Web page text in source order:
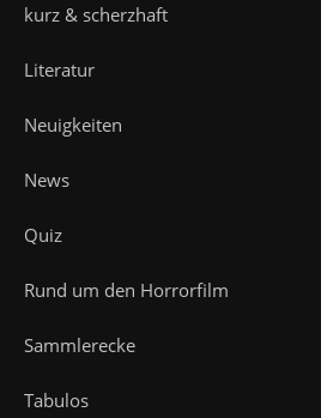
kurz & scherzhaft
Literatur
Neuigkeiten
News
Quiz
Rund um den Horrorfilm
Sammlerecke
Tabulos